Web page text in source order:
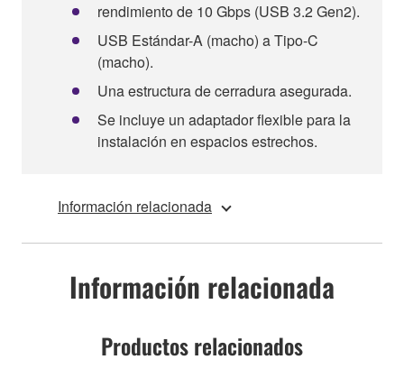
rendimiento de 10 Gbps (USB 3.2 Gen2).
USB Estándar-A (macho) a Tipo-C
(macho).
Una estructura de cerradura asegurada.
Se incluye un adaptador flexible para la
instalación en espacios estrechos.
Información relacionada
Información relacionada
Productos relacionados